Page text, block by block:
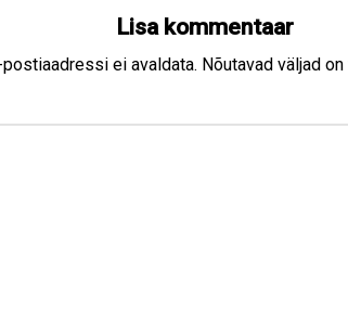
Lisa kommentaar
postiaadressi ei avaldata. Nõutavad väljad